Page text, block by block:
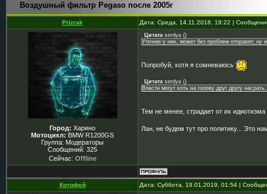
Воздушный фильтр Pegaso после 2005г
Prizrak Дата: Среда, 14.11.2018, 19:22 |
Город: Харино
Мотоцикл: BMW R1200GS
Группа: Модераторы
Сообщений: 325
Сейчас: Offline
Цитата serdya ()
Уточню у них, может без проблем отправят, ну
Попробуй, хотя я сомневаюсь
Цитата serdya ()
Власти могут хоть на голову друг другу
Тем не менее, страдает от их
Лан, не будем тут про политику... Это
Котофей Дата: Суббота, 19.01.2019, 01:54 |